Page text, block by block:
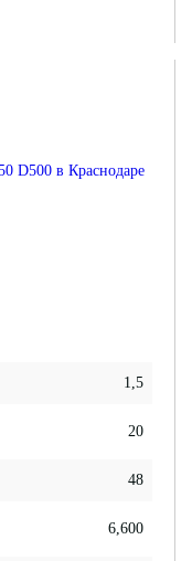
1,5
20
48
6,600